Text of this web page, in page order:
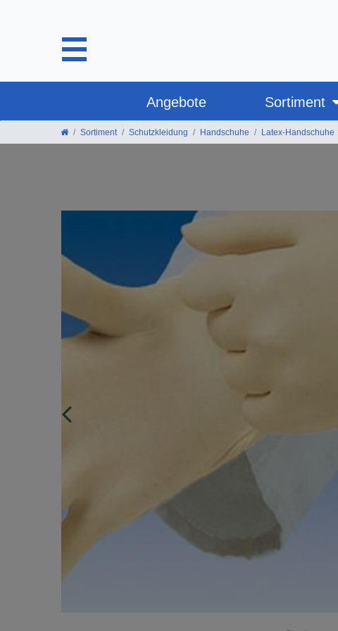
Angebote Sortiment
Sortiment Schutzkleidung Handschuhe Latex-Handschuhe